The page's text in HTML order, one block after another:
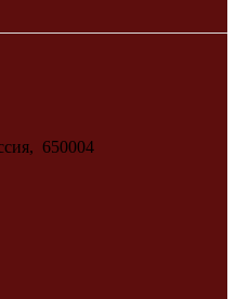
650004